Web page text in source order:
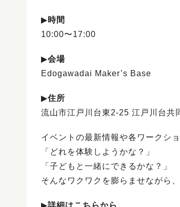
▶︎時間
10:00〜17:00
▶︎会場
Edogawadai Maker’s Base
▶︎住所
流山市江戸川台東2-25 江戸川台共
イベントの最新情報や各ワークシ
「どれを体験しようかな？」
「子どもと一緒にできるかな？」
そんなワクワクを膨らませながら
▶︎詳細はこちらから